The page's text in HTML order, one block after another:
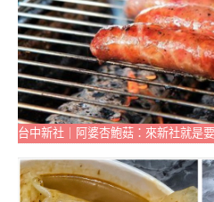
台中新社｜阿婆杏鮑菇：來新社就是